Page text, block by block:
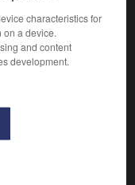
DE
characteristics for
on a device.
and content
development.